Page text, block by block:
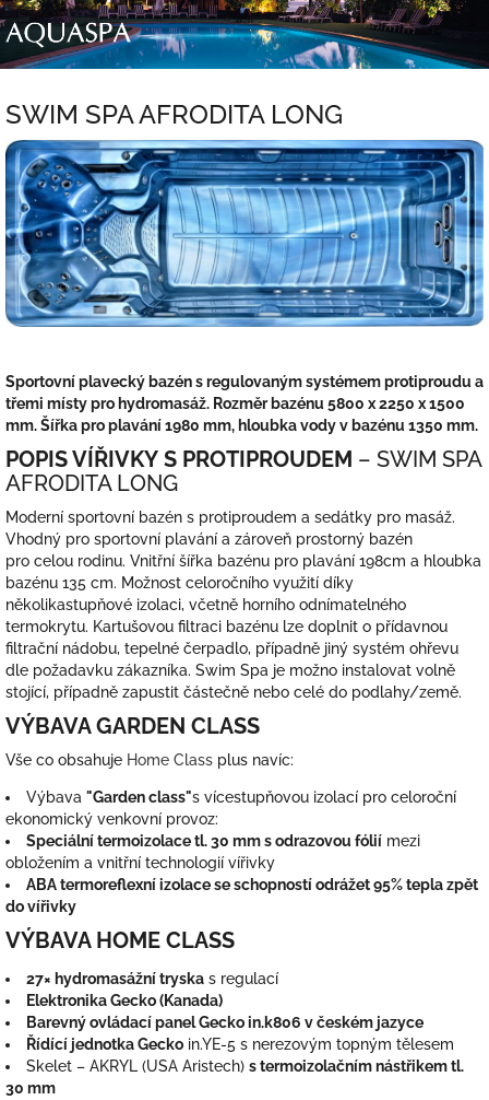
Přejít
na
obsah
SWIM SPA AFRODITA LONG
Sportovní plavecký bazén s regulovaným systémem protiproudu a
třemi místy pro hydromasáž. Rozměr bazénu 5800 x 2250 x 1500
mm. Šířka pro plavání 1980 mm, hloubka vody v bazénu 1350 mm.
POPIS VÍŘIVKY S PROTIPROUDEM – SWIM SPA
AFRODITA LONG
Moderní sportovní bazén s protiproudem a sedátky pro masáž.
Vhodný pro sportovní plavání a zároveň prostorný bazén
pro celou rodinu. Vnitřní šířka bazénu pro plavání 198cm a hloubka
bazénu 135 cm. Možnost celoročního využití díky
několikastupňové izolaci, včetně horního odnímatelného
termokrytu. Kartušovou filtraci bazénu lze doplnit o přídavnou
filtrační nádobu, tepelné čerpadlo, případně jiný systém ohřevu
dle požadavku zákazníka. Swim Spa je možno instalovat volně
stojící, případně zapustit částečně nebo celé do podlahy/země.
VÝBAVA GARDEN CLASS
Vše co obsahuje Home Class plus navíc:
Výbava "Garden class"s vícestupňovou izolací pro celoroční
ekonomický venkovní provoz:
Speciální termoizolace tl. 30 mm s odrazovou fólií mezi
obložením a vnitřní technologií vířivky
ABA termoreflexní izolace se schopností odrážet 95% tepla zpět
do vířivky
VÝBAVA HOME CLASS
27× hydromasážní tryska s regulací
Elektronika Gecko (Kanada)
Barevný ovládací panel Gecko in.k806 v českém jazyce
Řídící jednotka Gecko in.YE-5 s nerezovým topným tělesem
Skelet – AKRYL (USA Aristech) s termoizolačním nástřikem tl.
30 mm